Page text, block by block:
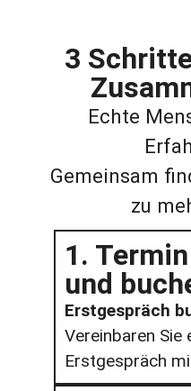
3
Echte
Gemeinsam
zu
1.
und
Erstgespräch
Vereinbaren Sie
Erstgespräch